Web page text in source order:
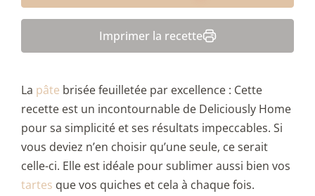
Imprimer la recette
La pâte brisée feuilletée par excellence : Cette
recette est un incontournable de Deliciously Home
pour sa simplicité et ses résultats impeccables. Si
vous deviez n’en choisir qu’une seule, ce serait
celle-ci. Elle est idéale pour sublimer aussi bien vos
tartes que vos quiches et cela à chaque fois.